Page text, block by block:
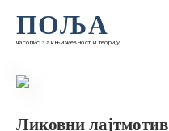
ПОЉА
часопис за књижевност и теорију
Ликовни лајтмотив